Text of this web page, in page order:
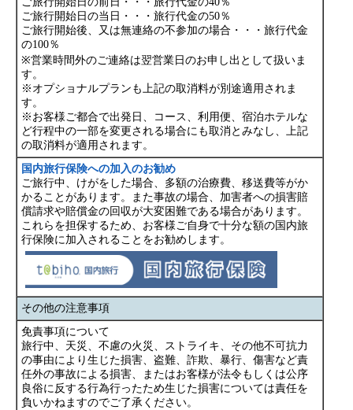
ご旅行開始日の当日・・・旅行代金の50％
ご旅行開始後、又は無連絡の不参加の場合・・・旅行代金
の100％
※営業時間外のご連絡は翌営業日のお申し出として扱いま
す。
※オプショナルプランも上記の取消料が別途適用されま
す。
※お客様ご都合で出発日、コース、利用便、宿泊ホテルな
ど行程中の一部を変更される場合にも取消とみなし、上記
の取消料が適用されます。
国内旅行保険への加入のお勧め
ご旅行中、けがをした場合、多額の治療費、移送費等がか
かることがあります。また事故の場合、加害者への損害賠
償請求や賠償金の回収が大変困難である場合があります。
これらを担保するため、お客様ご自身で十分な額の国内旅
行保険に加入されることをお勧めします。
その他の注意事項
免責事項について
旅行中、天災、不慮の火災、ストライキ、その他不可抗力
の事由により生じた損害、盗難、詐欺、暴行、傷害など責
任外の事故による損害、またはお客様が法令もしくは公序
良俗に反する行為行ったため生じた損害については責任を
負いかねますのでご了承ください。